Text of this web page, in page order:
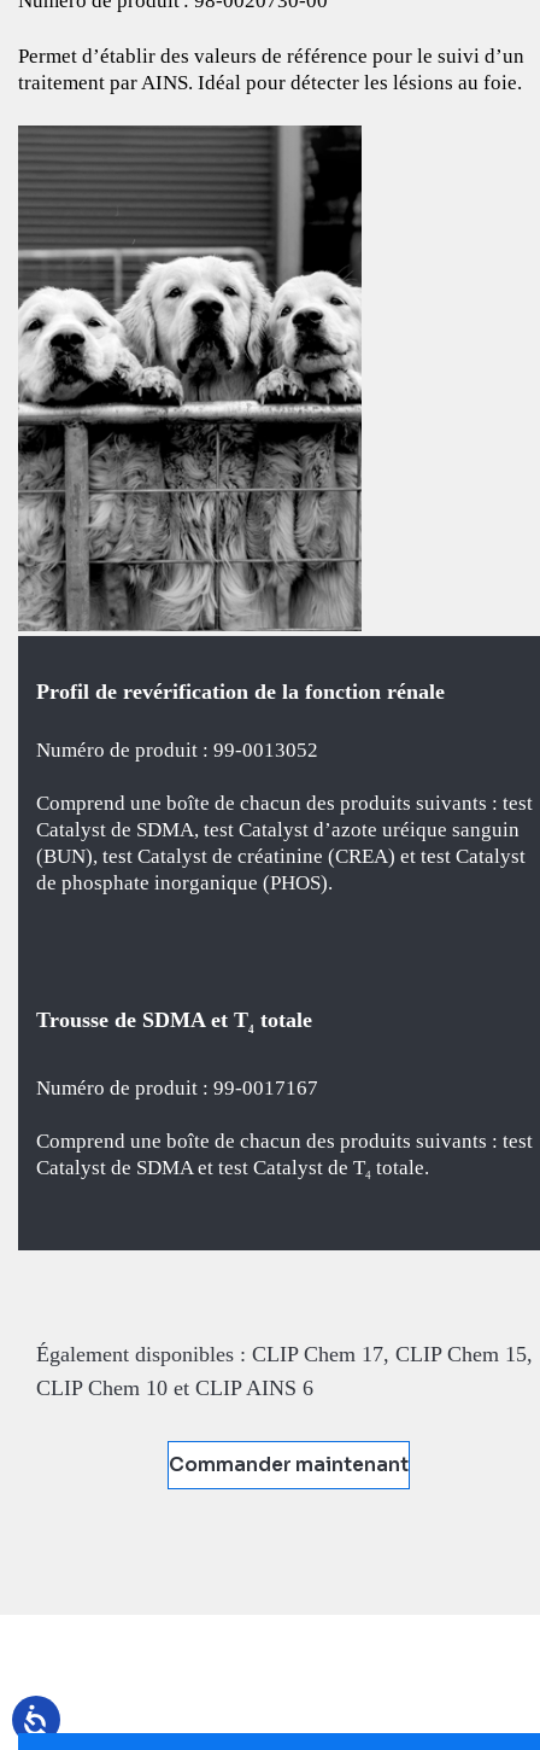
Permet d’établir des valeurs de référence pour le suivi d’un
traitement par AINS. Idéal pour détecter les lésions au foie.
Profil de revérification de la fonction rénale
Numéro de produit : 99-0013052
Comprend une boîte de chacun des produits suivants : test
Catalyst de SDMA, test Catalyst d’azote uréique sanguin
(BUN), test Catalyst de créatinine (CREA) et test Catalyst
de phosphate inorganique (PHOS).
Trousse de SDMA et T4 totale
Numéro de produit : 99-0017167
Comprend une boîte de chacun des produits suivants : test
Catalyst de SDMA et test Catalyst de T4 totale.
Également disponibles : CLIP Chem 17, CLIP Chem 15,
CLIP Chem 10 et CLIP AINS 6
Commander maintenant